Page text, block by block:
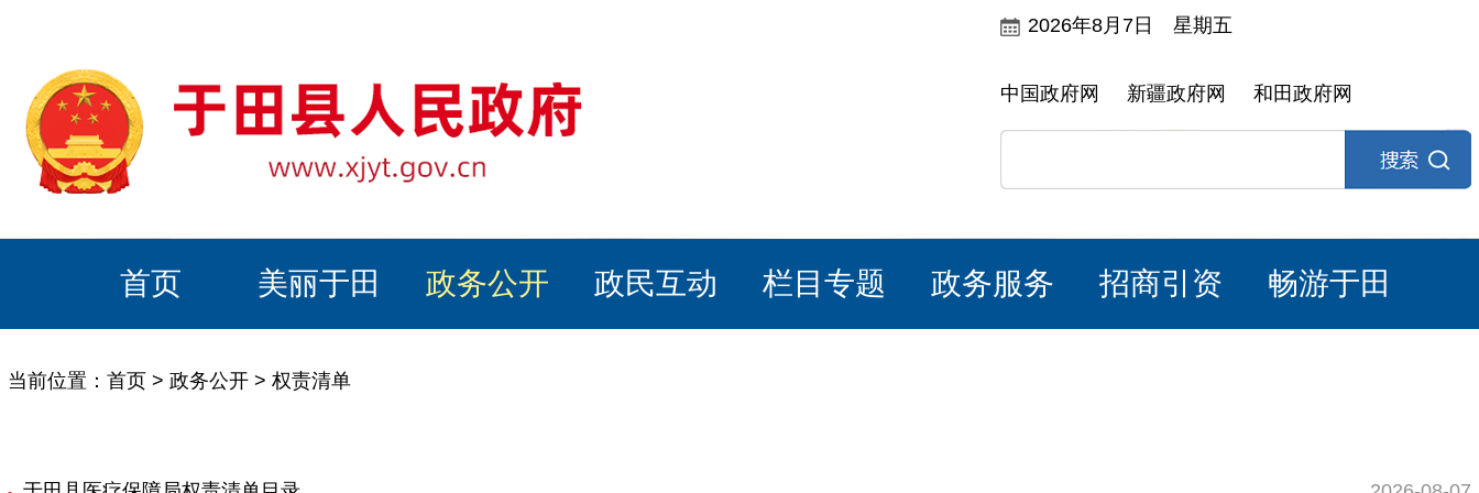
2026年8月7日 星期五
中国政府网 新疆政府网 和田政府网
首页 美丽于田 政务公开 政民互动 栏目专题 政务服务 招商引资 畅游于田
当前位置： 首页 > 政务公开 > 权责清单